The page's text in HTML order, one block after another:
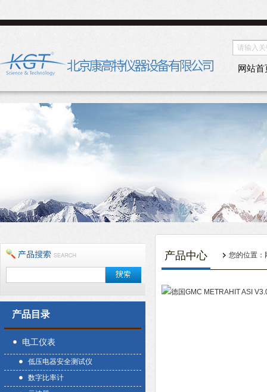
网站首
产品目录
电工仪表
低压电器安全测试仪
数字比率计
产品中心 您的位置：